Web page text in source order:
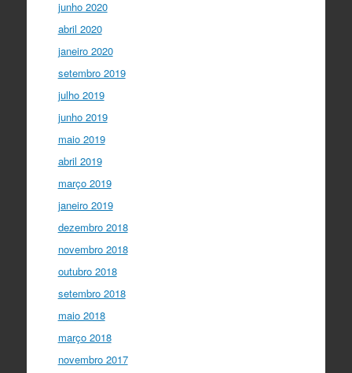
junho 2020
abril 2020
janeiro 2020
setembro 2019
julho 2019
junho 2019
maio 2019
abril 2019
março 2019
janeiro 2019
dezembro 2018
novembro 2018
outubro 2018
setembro 2018
maio 2018
março 2018
novembro 2017